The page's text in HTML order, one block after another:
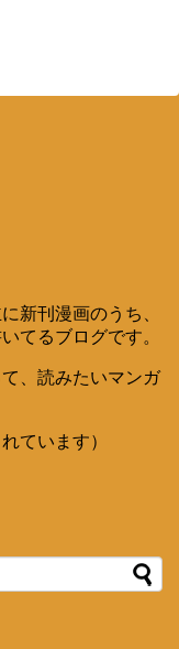
新刊漫画のうち、
てるブログです。
、読みたいマンガ
ています）